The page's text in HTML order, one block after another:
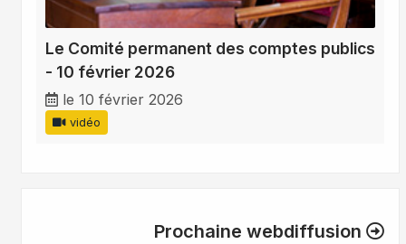
Le Comité permanent des comptes publics
- 10 février 2026
le 10 février 2026
vidéo
Prochaine webdiffusion